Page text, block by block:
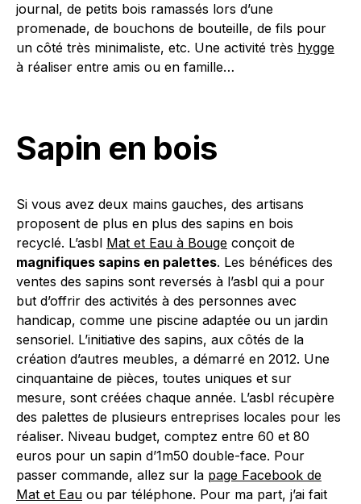
journal, de petits bois ramassés lors d’une
promenade, de bouchons de bouteille, de fils pour
un côté très minimaliste, etc. Une activité très hygge
à réaliser entre amis ou en famille…
Sapin en bois
Si vous avez deux mains gauches, des artisans
proposent de plus en plus des sapins en bois
recyclé. L’asbl Mat et Eau à Bouge conçoit de
magnifiques sapins en palettes. Les bénéfices des
ventes des sapins sont reversés à l’asbl qui a pour
but d’offrir des activités à des personnes avec
handicap, comme une piscine adaptée ou un jardin
sensoriel. L’initiative des sapins, aux côtés de la
création d’autres meubles, a démarré en 2012. Une
cinquantaine de pièces, toutes uniques et sur
mesure, sont créées chaque année. L’asbl récupère
des palettes de plusieurs entreprises locales pour les
réaliser. Niveau budget, comptez entre 60 et 80
euros pour un sapin d’1m50 double-face. Pour
passer commande, allez sur la page Facebook de
Mat et Eau ou par téléphone. Pour ma part, j’ai fait